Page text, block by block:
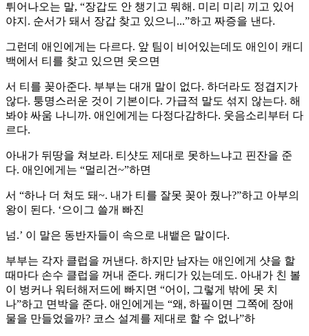
튀어나오는 말, “장갑도 안 챙기고 뭐해. 미리 미리 끼고 있어
야지. 순서가 돼서 장갑 찾고 있으니...”하고 짜증을 낸다.
그런데 애인에게는 다르다. 앞 팀이 비어있는데도 애인이 캐디
백에서 티를 찾고 있으면 웃으면
서 티를 꽂아준다. 부부는 대개 말이 없다. 하더라도 정겹지가
않다. 퉁명스러운 것이 기본이다. 가급적 말도 섞지 않는다. 해
봐야 싸움 나니까. 애인에게는 다정다감하다. 웃음소리부터 다
르다.
아내가 뒤땅을 쳐보라. 티샷도 제대로 못하느냐고 핀잔을 준
다. 애인에게는 “멀리건~”하면
서 “하나 더 쳐도 돼~. 내가 티를 잘못 꽂아 줬나?”하고 아부의
왕이 된다. ‘으이그 쓸개 빠진
넘.’ 이 말은 동반자들이 속으로 내뱉은 말이다.
부부는 각자 클럽을 꺼낸다. 하지만 남자는 애인에게 샷을 할
때마다 손수 클럽을 꺼내 준다. 캐디가 있는데도. 아내가 친 볼
이 벙커나 워터해저드에 빠지면 “어이, 그렇게 밖에 못 치
나”하고 면박을 준다. 애인에게는 “왜, 하필이면 그쪽에 장애
물을 만들었을까? 코스 설계를 제대로 할 수 없나”하